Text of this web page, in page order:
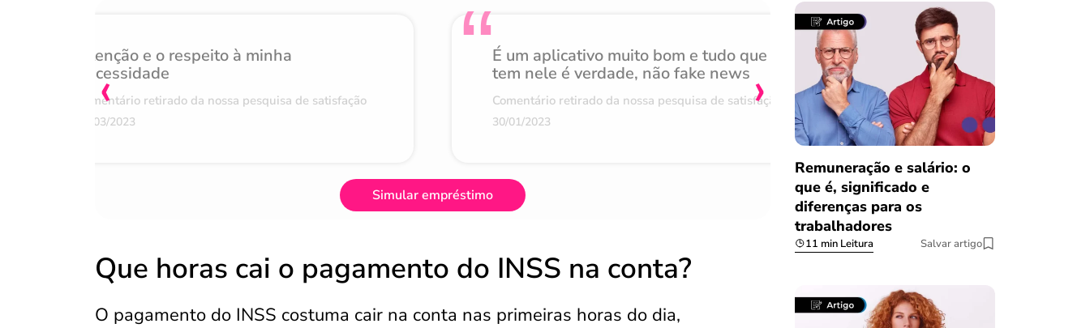
Atenção e o respeito à minha
necessidade
Comentário retirado da nossa pesquisa de satisfação
07/03/2023
É um aplicativo muito bom e tudo que
tem nele é verdade, não fake news
Comentário retirado da nossa pesquisa de satisfação
30/01/2023
Achei muito rápido,
burocracia
Comentário retirado da nossa
08/03/2023
‹ ›
Simular empréstimo
Que horas cai o pagamento do INSS na conta?
O pagamento do INSS costuma cair na conta nas primeiras horas do dia,
Remuneração e salário: o
que é, significado e
diferenças para os
trabalhadores
11 min Leitura Salvar artigo